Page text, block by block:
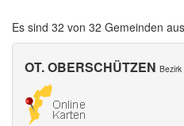
Es sind 32 von 32 Gemeinden
OT. OBERSCHÜTZEN